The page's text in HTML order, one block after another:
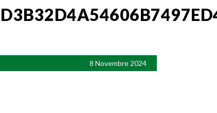
8 Novembre 2024